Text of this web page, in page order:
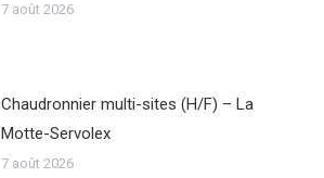
7 août 2026
Chaudronnier multi-sites (H/F) – La
Motte-Servolex
7 août 2026